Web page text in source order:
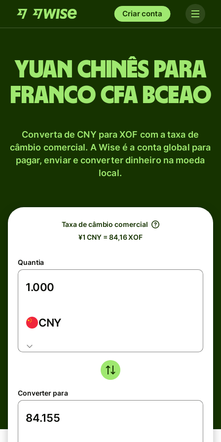
Criar conta
Yuan chinês para
Franco CFA BCEAO
Converta de CNY para XOF com a taxa de
câmbio comercial. A Wise é a conta global para
pagar, enviar e converter dinheiro na moeda
local.
Taxa de câmbio comercial
¥1 CNY = 84,16 XOF
Quantia
CNY
Converter para